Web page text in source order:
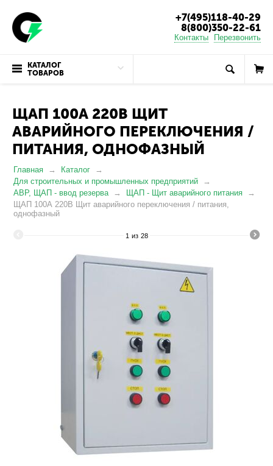
+7(495)118-40-29
8(800)350-22-61
Контакты Перезвонить
КАТАЛОГ
ТОВАРОВ
ЩАП 100А 220В ЩИТ
АВАРИЙНОГО ПЕРЕКЛЮЧЕНИЯ /
ПИТАНИЯ, ОДНОФАЗНЫЙ
Главная
Каталог
Для строительных и промышленных предприятий
АВР, ЩАП - ввод резерва
ЩАП - Щит аварийного питания
ЩАП 100А 220В Щит аварийного переключения / питания,
однофазный
1 из 28